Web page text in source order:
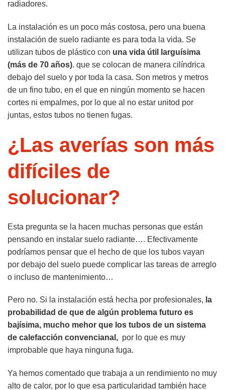
radiadores.
La instalación es un poco más costosa, pero una buena
instalación de suelo radiante es para toda la vida. Se
utilizan tubos de plástico con una vida útil larguísima
(más de 70 años). que se colocan de manera cilíndrica
debajo del suelo y por toda la casa. Son metros y metros
de un fino tubo, en el que en ningún momento se hacen
cortes ni empalmes, por lo que al no estar unitod por
juntas, estos tubos no tienen fugas.
¿Las averías son más
difíciles de
solucionar?
Esta pregunta se la hacen muchas personas que están
pensando en instalar suelo radiante…. Efectivamente
podríamos pensar que el hecho de que los tubos vayan
por debajo del suelo puede complicar las tareas de arreglo
o incluso de mantenimiento…
Pero no. Si la instalación está hecha por profesionales, la
probabilidad de que de algún problema futuro es
bajísima, mucho mehor que los tubos de un sistema
de calefacción convencianal, por lo que es muy
improbable que haya ninguna fuga.
Ya hemos comentado que trabaja a un rendimiento no muy
alto de calor, por lo que esa particularidad también hace